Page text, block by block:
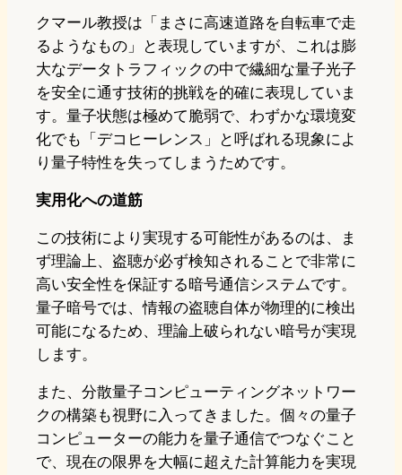
クマール教授は「まさに高速道路を自転車で走
るようなもの」と表現していますが、これは膨
大なデータトラフィックの中で繊細な量子光子
を安全に通す技術的挑戦を的確に表現していま
す。量子状態は極めて脆弱で、わずかな環境変
化でも「デコヒーレンス」と呼ばれる現象によ
り量子特性を失ってしまうためです。
実用化への道筋
この技術により実現する可能性があるのは、ま
ず理論上、盗聴が必ず検知されることで非常に
高い安全性を保証する暗号通信システムです。
量子暗号では、情報の盗聴自体が物理的に検出
可能になるため、理論上破られない暗号が実現
します。
また、分散量子コンピューティングネットワー
クの構築も視野に入ってきました。個々の量子
コンピューターの能力を量子通信でつなぐこと
で、現在の限界を大幅に超えた計算能力を実現